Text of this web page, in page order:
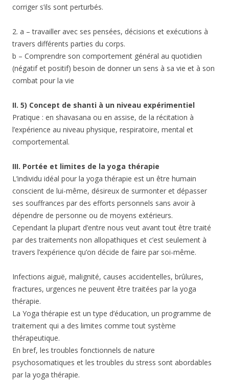
corriger s’ils sont perturbés.
2. a – travailler avec ses pensées, décisions et exécutions à
travers différents parties du corps.
b – Comprendre son comportement général au quotidien
(négatif et positif) besoin de donner un sens à sa vie et à son
combat pour la vie
II. 5) Concept de shanti à un niveau expérimentiel
Pratique : en shavasana ou en assise, de la récitation à
l’expérience au niveau physique, respiratoire, mental et
comportemental.
III. Portée et limites de la yoga thérapie
L’individu idéal pour la yoga thérapie est un être humain
conscient de lui-même, désireux de surmonter et dépasser
ses souffrances par des efforts personnels sans avoir à
dépendre de personne ou de moyens extérieurs.
Cependant la plupart d’entre nous veut avant tout être traité
par des traitements non allopathiques et c’est seulement à
travers l’expérience qu’on décide de faire par soi-même.
Infections aiguë, malignité, causes accidentelles, brûlures,
fractures, urgences ne peuvent être traitées par la yoga
thérapie.
La Yoga thérapie est un type d’éducation, un programme de
traitement qui a des limites comme tout système
thérapeutique.
En bref, les troubles fonctionnels de nature
psychosomatiques et les troubles du stress sont abordables
par la yoga thérapie.